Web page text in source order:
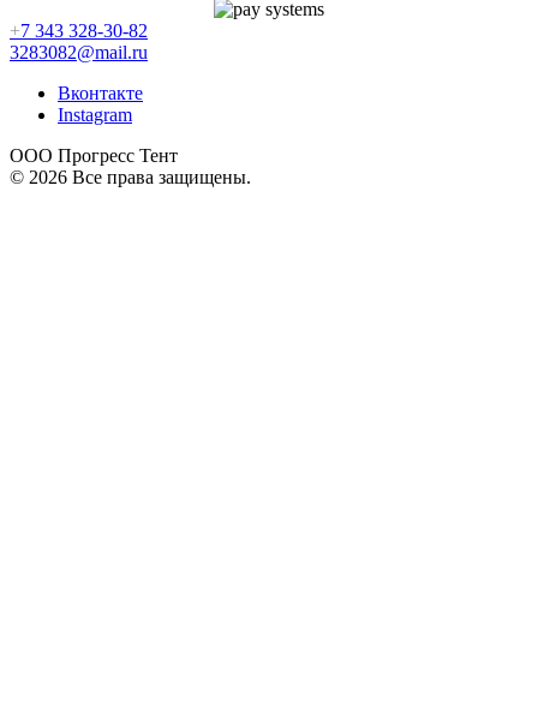
+7 343 328-30-82
3283082@mail.ru
Вконтакте
Instagram
ООО Прогресс Тент
© 2026 Все права защищены.